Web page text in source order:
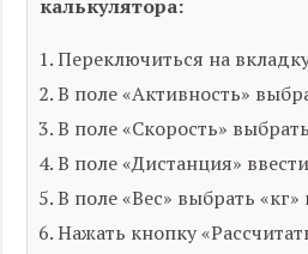
калькулятора:
Переключиться на
В поле «Активность»
В поле «Скорость»
В поле «Дистанция»
В поле «Вес» выбрать «кг»
Нажать кнопку